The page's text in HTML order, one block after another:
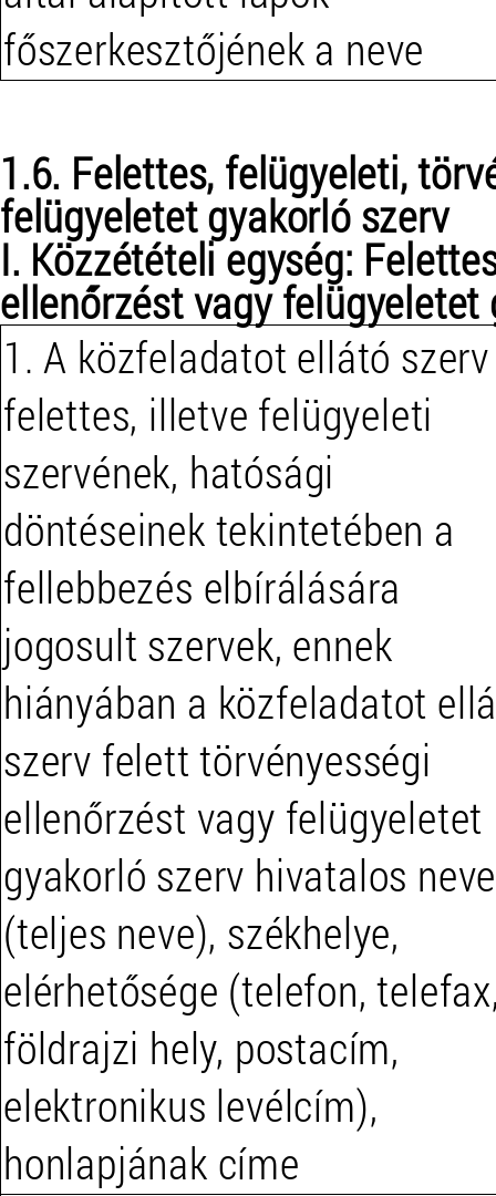
főszerkesztőjének a neve
1.6. Felettes, felügyeleti,
felügyeletet gyakorló szerv
I. Közzétételi egység:
ellenőrzést vagy felügyeletet
1. A közfeladatot ellátó szerv
felettes, illetve felügyeleti
szervének, hatósági
döntéseinek tekintetében a
fellebbezés elbírálására
jogosult szervek, ennek
hiányában a közfeladatot
szerv felett törvényességi
ellenőrzést vagy felügyeletet
gyakorló szerv hivatalos neve
(teljes neve), székhelye,
elérhetősége (telefon,
földrajzi hely, postacím,
elektronikus levélcím),
honlapjának címe